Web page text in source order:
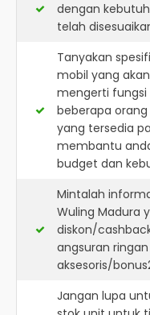
dengan
telah
Tanyakan
mobil yang
mengerti
beberapa
yang tersedia
membantu
budget dan
Mintalah
Wuling Madura
diskon/
angsuran
aksesoris/
Jangan lupa